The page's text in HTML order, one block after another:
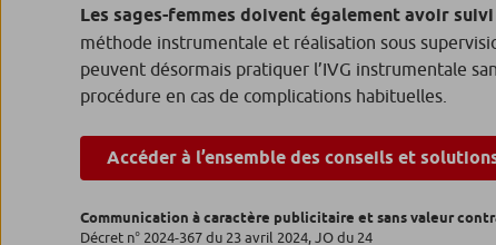
Les sages-femmes doivent également avoir
méthode instrumentale et réalisation sous
peuvent désormais pratiquer l’IVG instrumentale
procédure en cas de complications habituelles.
Accéder à l’ensemble des conseils et
Communication à caractère publicitaire et sans valeur
Décret n° 2024-367 du 23 avril 2024, JO du 24